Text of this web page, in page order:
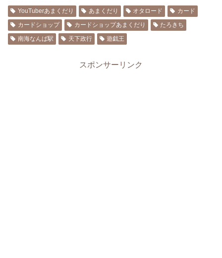
YouTuberあまくだり あまくだり オタロード
カード
カードショップ
カードショップあまくだり
たろきち
南海なんば駅
天下政行 遊戯王
スポンサーリンク